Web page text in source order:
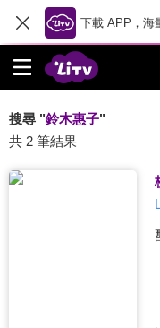
下載 APP，海
搜尋 "鈴木惠子"
共 2 筆結果